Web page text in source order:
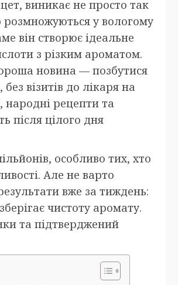
виникає не просто так
розмножуються у вологому
він створює ідеальне
з різким ароматом.
новина — позбутися
візитів до лікаря на
народні рецепти та
після цілого дня
особливо тих, хто
Але не варто
вже за тиждень:
чистоту аромату.
та підтверджений